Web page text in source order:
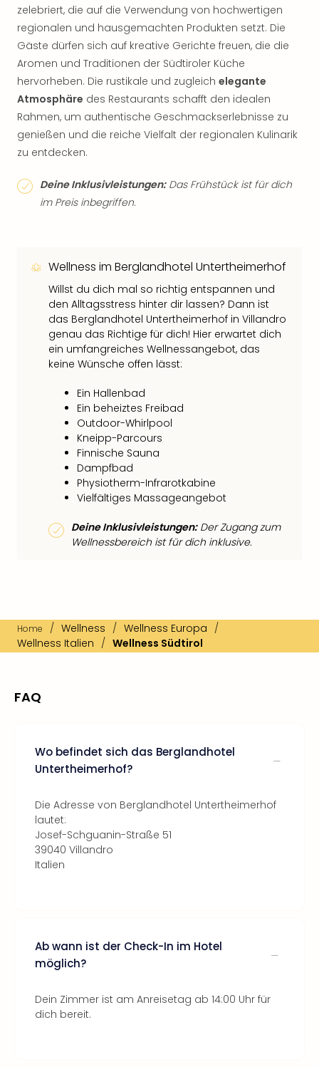
zelebriert, die auf die Verwendung von hochwertigen
regionalen und hausgemachten Produkten setzt. Die
Gäste dürfen sich auf kreative Gerichte freuen, die die
Aromen und Traditionen der Südtiroler Küche
hervorheben. Die rustikale und zugleich elegante
Atmosphäre des Restaurants schafft den idealen
Rahmen, um authentische Geschmackserlebnisse zu
genießen und die reiche Vielfalt der regionalen Kulinarik
zu entdecken.
Deine Inklusivleistungen:Das Frühstück ist für dich
im Preis inbegriffen.
Wellness im Berglandhotel Untertheimerhof
Willst du dich mal so richtig entspannen und
den Alltagsstress hinter dir lassen? Dann ist
das Berglandhotel Untertheimerhof in Villandro
genau das Richtige für dich! Hier erwartet dich
ein umfangreiches Wellnessangebot, das
keine Wünsche offen lässt:
Ein Hallenbad
Ein beheiztes Freibad
Outdoor-Whirlpool
Kneipp-Parcours
Finnische Sauna
Dampfbad
Physiotherm-Infrarotkabine
Vielfältiges Massageangebot
Deine Inklusivleistungen:Der Zugang zum
Wellnessbereich ist für dich inklusive.
Home / Wellness / Wellness Europa /
Wellness Italien / Wellness Südtirol
FAQ
Wo befindet sich das Berglandhotel
Untertheimerhof?
Die Adresse von Berglandhotel Untertheimerhof
lautet:
Josef-Schguanin-Straße 51
39040 Villandro
Italien
Ab wann ist der Check-In im Hotel
möglich?
Dein Zimmer ist am Anreisetag ab 14:00 Uhr für
dich bereit.